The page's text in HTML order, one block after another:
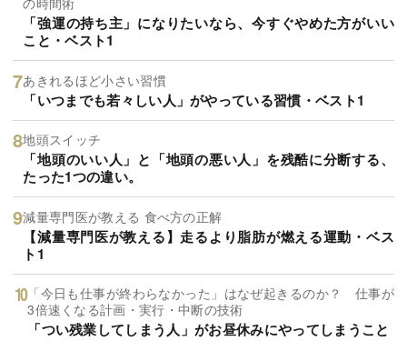
「強運の持ち主」になりたいなら、今すぐやめた方がいい
こと・ベスト1
あきれるほど小さい習慣
「いつまでも若々しい人」がやっている習慣・ベスト1
地頭スイッチ
「地頭のいい人」と「地頭の悪い人」を残酷に分断する、
たった1つの違い。
減量専門医が教える 食べ方の正解
【減量専門医が教える】走るより脂肪が燃える運動・ベス
ト1
「今日も仕事が終わらなかった」はなぜ起きるのか？ 仕事が
3倍速くなる計画・実行・中断の技術
「つい残業してしまう人」がお昼休みにやってしまうこと